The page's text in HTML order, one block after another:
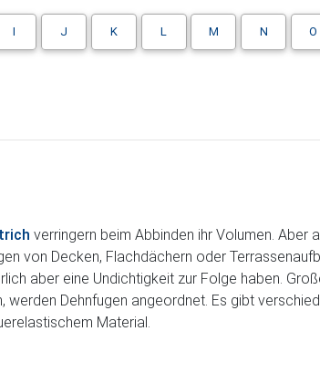
I J K L M N O
verringern beim Abbinden ihr Volumen. Aber
von Decken, Flachdächern oder
aber eine Undichtigkeit zur Folge haben.
Dehnfugen angeordnet. Es gibt
Material.